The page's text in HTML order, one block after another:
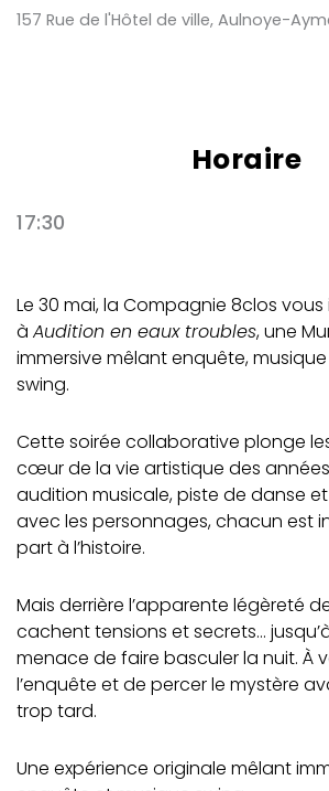
157 Rue de l'Hôtel de ville, Aulnoye-
Horaire
17:30
Le 30 mai, la Compagnie 8clos
à Audition en eaux troubles, une
immersive mêlant enquête,
swing.
Cette soirée collaborative plonge
cœur de la vie artistique des années
audition musicale, piste de danse
avec les personnages, chacun est
part à l’histoire.
Mais derrière l’apparente légèreté
cachent tensions et secrets…
menace de faire basculer la nuit. À
l’enquête et de percer le mystère
trop tard.
Une expérience originale mêlant